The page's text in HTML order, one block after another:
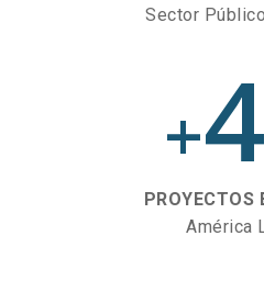
Sector
+
PROYECTOS
América